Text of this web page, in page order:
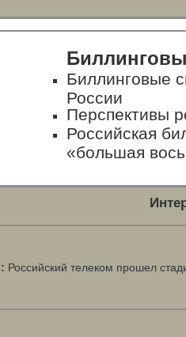
Биллинговые
России
Перспективы
Российская
«большая
Российский телеком прошел